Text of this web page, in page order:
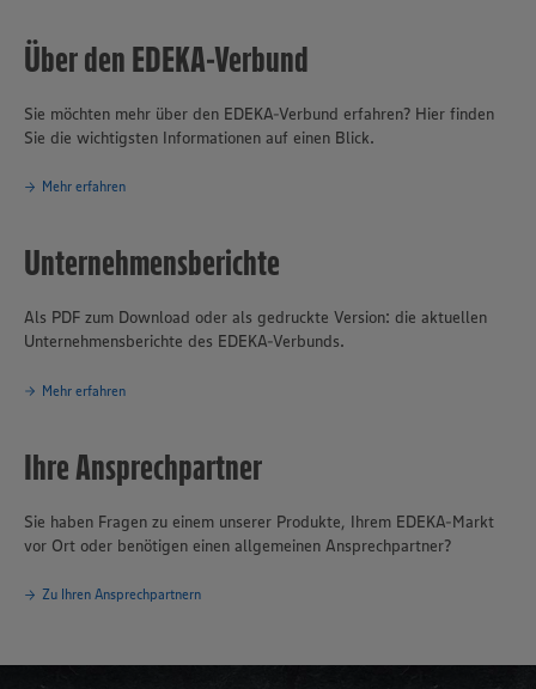
Über den EDEKA-Verbund
Sie möchten mehr über den EDEKA-Verbund erfahren? Hier finden
Sie die wichtigsten Informationen auf einen Blick.
Mehr erfahren
Unternehmensberichte
Als PDF zum Download oder als gedruckte Version: die aktuellen
Unternehmensberichte des EDEKA-Verbunds.
Mehr erfahren
Ihre Ansprechpartner
Sie haben Fragen zu einem unserer Produkte, Ihrem EDEKA-Markt
vor Ort oder benötigen einen allgemeinen Ansprechpartner?
Zu Ihren Ansprechpartnern